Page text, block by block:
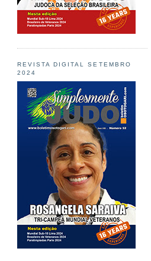
REVISTA DIGITAL SETEMBRO
2024